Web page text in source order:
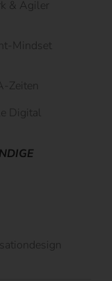
& Agiler
Mindset
Digital